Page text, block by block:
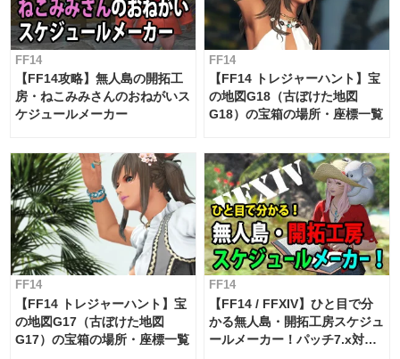
FF14
【FF14攻略】無人島の開拓工
房・ねこみみさんのおねがいス
ケジュールメーカー
FF14
【FF14 トレジャーハント】宝
の地図G18（古ぼけた地図
G18）の宝箱の場所・座標一覧
FF14
【FF14 トレジャーハント】宝
の地図G17（古ぼけた地図
G17）の宝箱の場所・座標一覧
FF14
【FF14 / FFXIV】ひと目で分
かる無人島・開拓工房スケジュ
ールメーカー！パッチ7.x対応